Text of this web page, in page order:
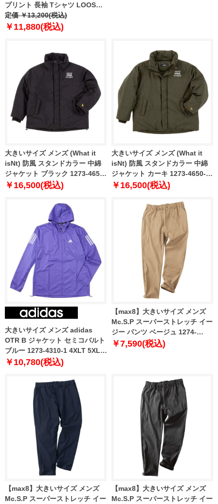
プリント 長袖 Tシャツ LOOSE
FIT USA直輸入 nt7tq01m
定価 ￥13,200(税込)
￥11,880(税込)
大きいサイズ メンズ (What it
isNt) 防風 スタンドカラー 中綿
ジャケット ブラック 1273-4650-
2 3L 4L 5L 6L
￥16,500(税込)
大きいサイズ メンズ (What it
isNt) 防風 スタンドカラー 中綿
ジャケット カーキ 1273-4650-3
3L 4L 5L 6L
￥16,500(税込)
大きいサイズ メンズ adidas
OTR B ジャケット セミコバルト
ブルー 1273-4310-1 4XLT 5XLT
6XLT
￥10,780(税込)
【max8】大きいサイズ メンズ
Mc.S.P スーパーストレッチ イー
ジー パンツ ベージュ 1274-
4660-1 3L 4L 5L 6L 7L 8L 9L
￥7,590(税込)
【max8】大きいサイズ メンズ
Mc.S.P スーパーストレッチ イー
【max8】大きいサイズ メンズ
Mc.S.P スーパーストレッチ イー